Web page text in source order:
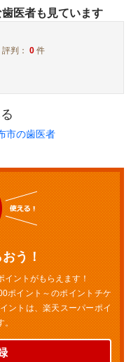
医者も見ています
評判：0 件
市の歯医者
う！
イントがもらえます！
ポイント～のポイントチケ
ントは、楽天スーパーポイ
。